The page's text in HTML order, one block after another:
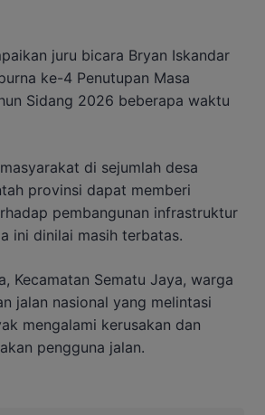
juru bicara Bryan Iskandar
ke-4 Penutupan Masa
Sidang 2026 beberapa waktu
di sejumlah desa
provinsi dapat memberi
pembangunan infrastruktur
ini dinilai masih terbatas.
Kecamatan Sematu Jaya, warga
jalan nasional yang melintasi
mengalami kerusakan dan
pengguna jalan.